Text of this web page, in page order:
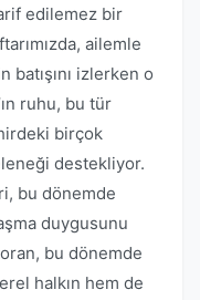
edilemez bir
ailemle
batışını izlerken o
ruhu, bu tür
birçok
destekliyor.
bu dönemde
duygusunu
bu dönemde
halkın hem de